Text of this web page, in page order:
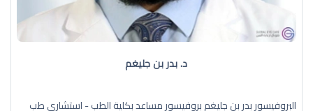
د. بدر بن جليغم
البروفيسور بدر بن جليغم بروفيسور مساعد بكلية الطب - استشاري طب